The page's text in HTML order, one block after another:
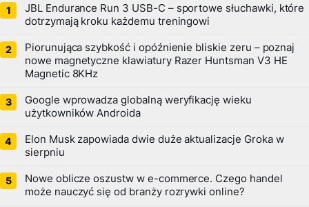
JBL Endurance Run 3 USB-C – sportowe słuchawki, które
dotrzymają kroku każdemu treningowi
Piorunująca szybkość i opóźnienie bliskie zeru – poznaj
nowe magnetyczne klawiatury Razer Huntsman V3 HE
Magnetic 8KHz
Google wprowadza globalną weryfikację wieku
użytkowników Androida
Elon Musk zapowiada dwie duże aktualizacje Groka w
sierpniu
Nowe oblicze oszustw w e-commerce. Czego handel
może nauczyć się od branży rozrywki online?